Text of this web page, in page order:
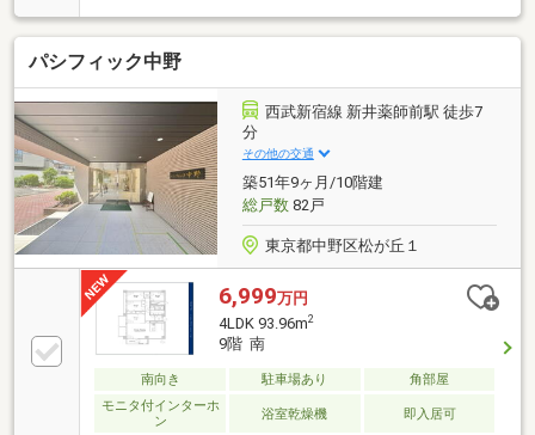
パシフィック中野
西武新宿線 新井薬師前駅 徒歩7
分
その他の交通
築51年9ヶ月/10階建
総戸数82戸
東京都中野区松が丘１
6,999万円
4LDK 93.96m2
9階 南
南向き 駐車場あり
角部屋
モニタ付インターホ
ン
浴室乾燥機 即入居可